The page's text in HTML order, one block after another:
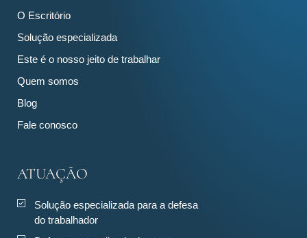
O Escritório
Solução especializada
Este é o nosso jeito de trabalhar
Quem somos
Blog
Fale conosco
ATUAÇÃO
Solução especializada para a defesa
do trabalhador